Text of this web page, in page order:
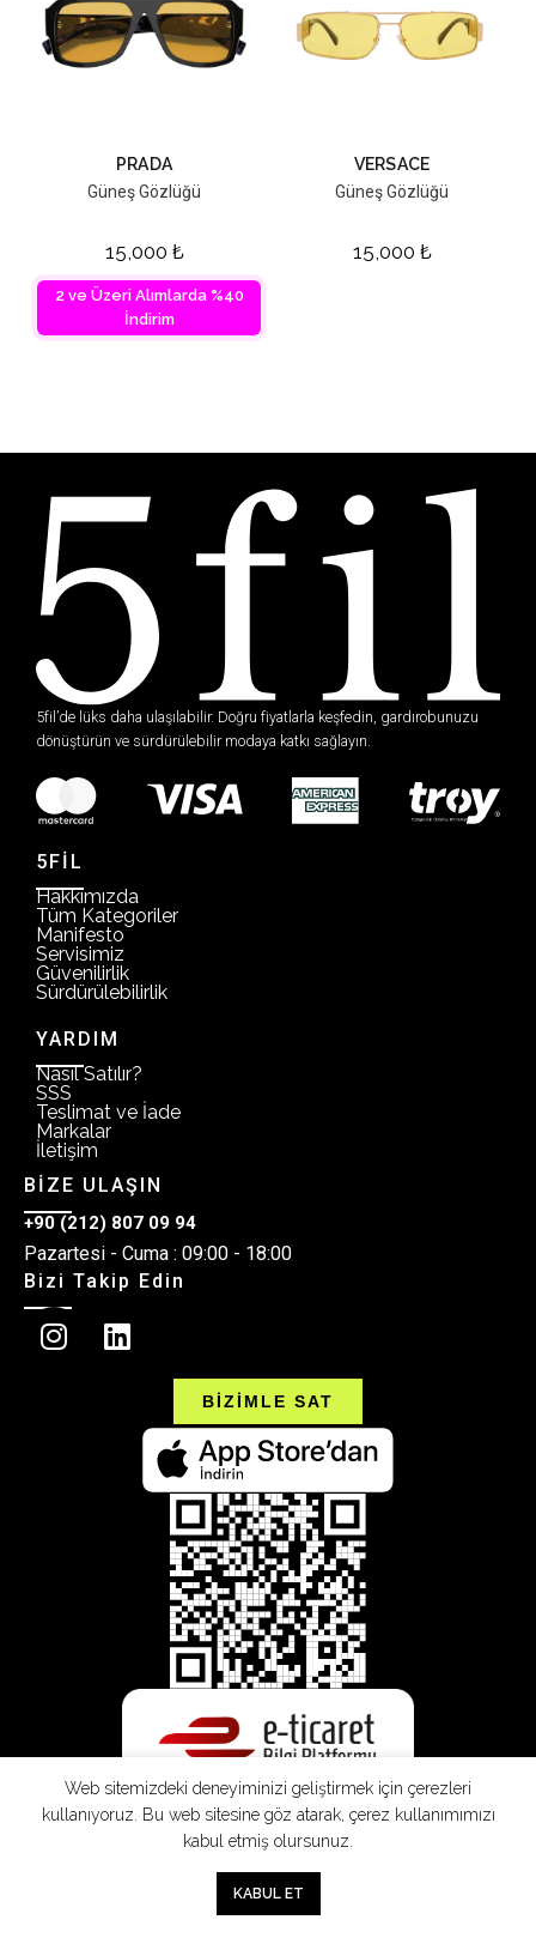
PRADA
Güneş Gözlüğü
15,000 ₺
2 ve Üzeri Alımlarda %40
İndirim
VERSACE
Güneş Gözlüğü
15,000 ₺
5fil’de lüks daha ulaşılabilir. Doğru fiyatlarla keşfedin, gardırobunuzu
dönüştürün ve sürdürülebilir modaya katkı sağlayın.
5FİL
Hakkımızda
Tüm Kategoriler
Manifesto
Servisimiz
Güvenilirlik
Sürdürülebilirlik
YARDIM
Nasıl Satılır?
SSS
Teslimat ve İade
Markalar
İletişim
BİZE ULAŞIN
+90 (212) 807 09 94
Pazartesi - Cuma : 09:00 - 18:00
Bizi Takip Edin
BİZİMLE SAT
Web sitemizdeki deneyiminizi geliştirmek için çerezleri
kullanıyoruz. Bu web sitesine göz atarak, çerez kullanımımızı
kabul etmiş olursunuz.
KABUL ET
Sepet